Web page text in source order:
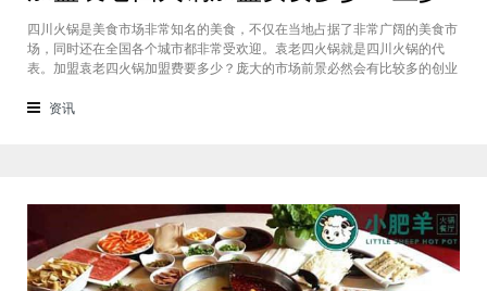
四川火锅是美食市场非常知名的美食，不仅在当地占据了非常广阔的美食市
场，同时还在全国各个城市都非常受欢迎。袁老四火锅就是四川火锅的代
表。加盟袁老四火锅加盟费要多少？庞大的市场前景必然会有比较多的创业
城市都有着不一样的加盟费标准，袁老四火锅加盟至少要有50万资金你准备
资讯